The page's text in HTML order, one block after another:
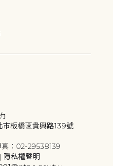
板橋區貴興路139號
：02-29538139
| 隱私權聲明